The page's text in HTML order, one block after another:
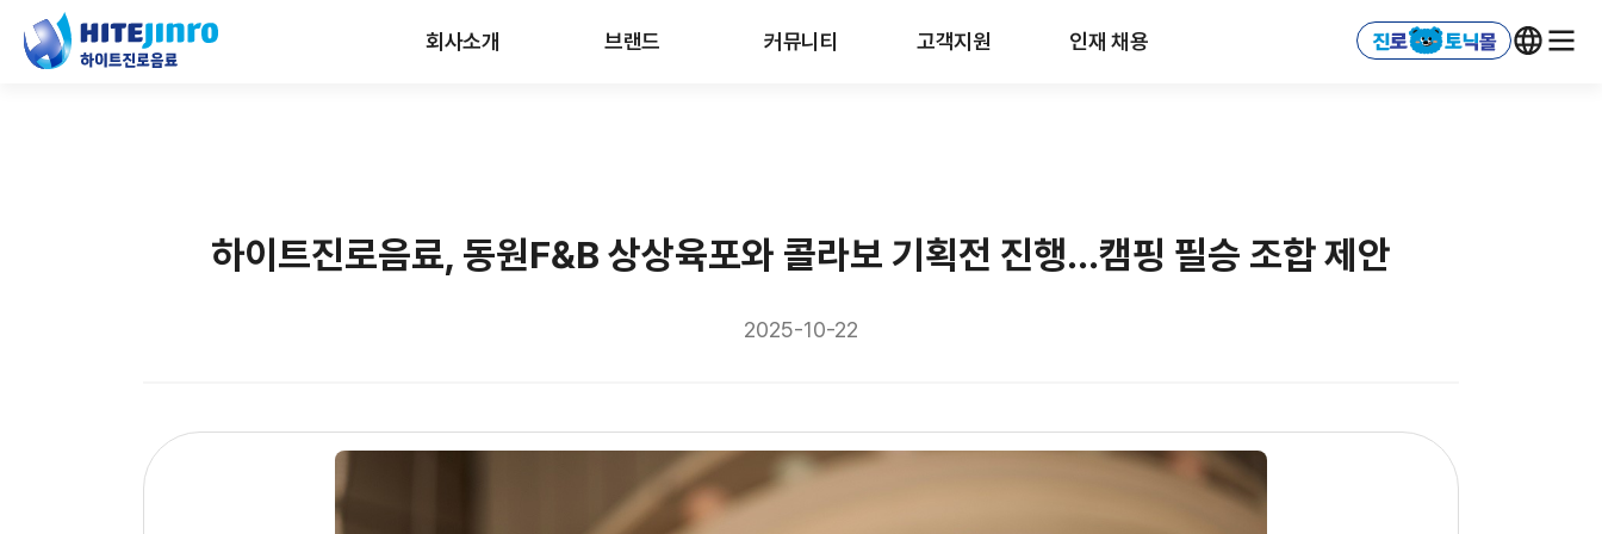
회사소개 브랜드 커뮤니티 고객지원 인재 채용
하이트진로음료, 동원F&B 상상육포와 콜라보 기획전 진행…캠핑 필승 조합 제안
2025-10-22